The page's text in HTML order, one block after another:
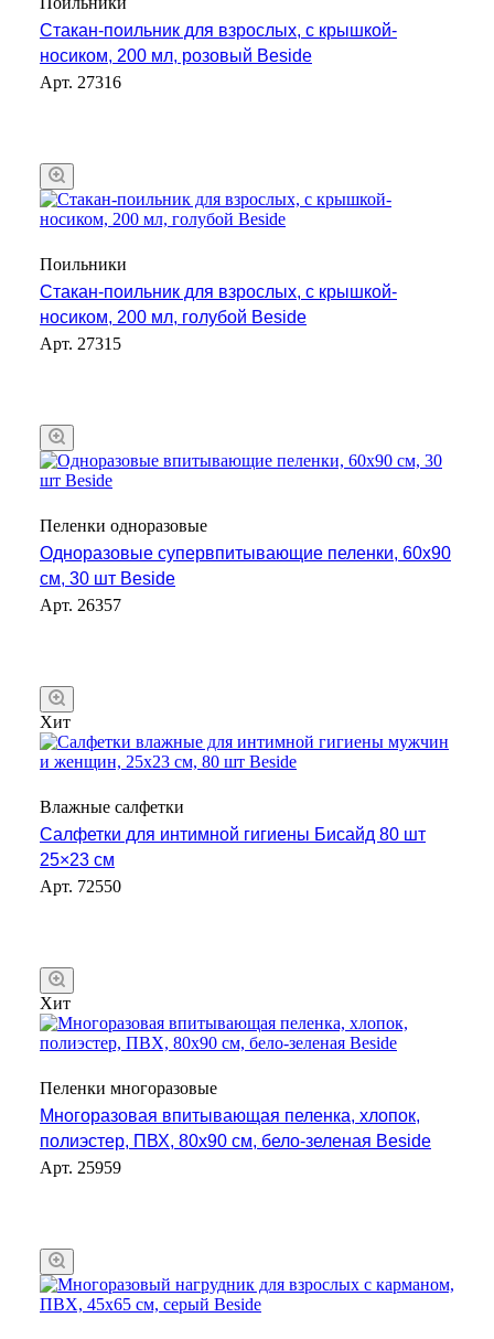
Стакан-поильник для взрослых, с крышкой-
носиком, 200 мл, розовый Beside
Арт. 27316
Поильники
Стакан-поильник для взрослых, с крышкой-
носиком, 200 мл, голубой Beside
Арт. 27315
Пеленки одноразовые
Одноразовые супервпитывающие пеленки, 60х90
см, 30 шт Beside
Арт. 26357
Хит
Влажные салфетки
Салфетки для интимной гигиены Бисайд 80 шт
25×23 см
Арт. 72550
Хит
Пеленки многоразовые
Многоразовая впитывающая пеленка, хлопок,
полиэстер, ПВХ, 80x90 см, бело-зеленая Beside
Арт. 25959